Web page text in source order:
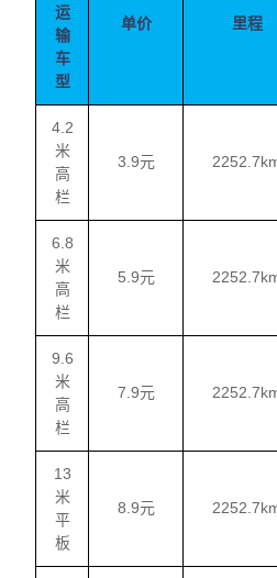
运
输
车
型
单价 里程
4.2
米
高
栏
3.9元
6.8
米
高
栏
5.9元
9.6
米
高
栏
7.9元
13
米
平
板
8.9元